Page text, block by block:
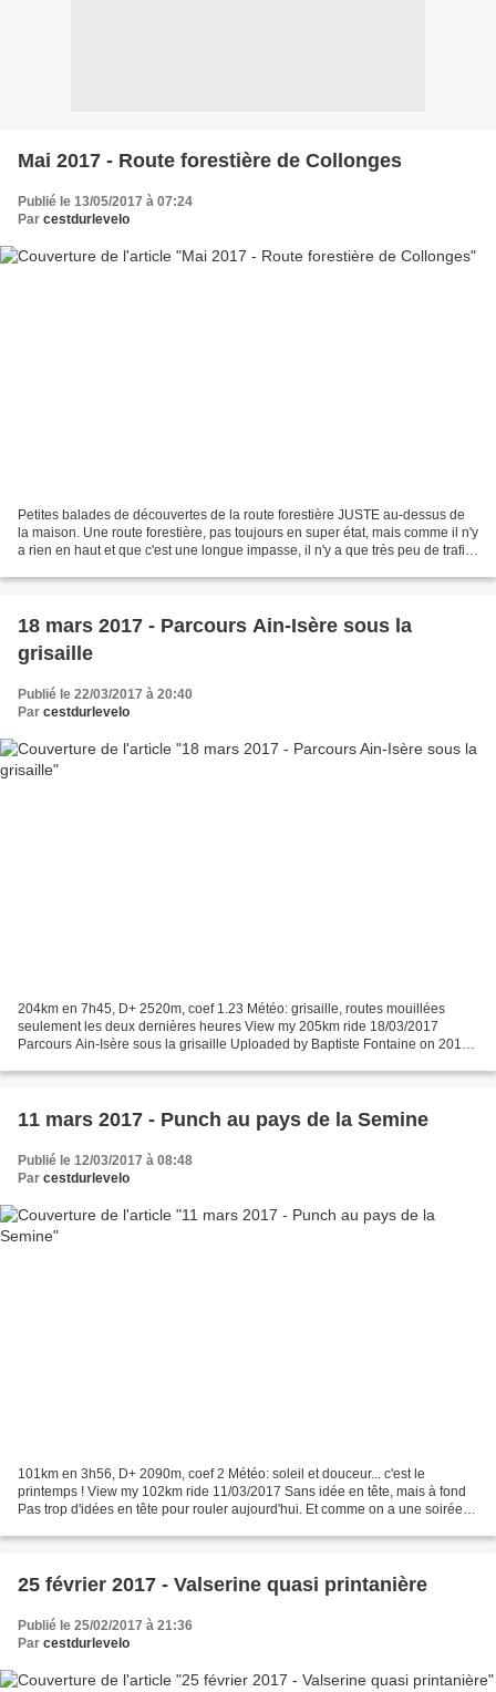
Mai 2017 - Route forestière de Collonges
Publié le 13/05/2017 à 07:24
Par cestdurlevelo
Petites balades de découvertes de la route forestière JUSTE au-dessus de
la maison. Une route forestière, pas toujours en super état, mais comme il n'y
a rien en haut et que c'est une longue impasse, il n'y a que très peu de trafic.
18 mars 2017 - Parcours Ain-Isère sous la
grisaille
Publié le 22/03/2017 à 20:40
Par cestdurlevelo
204km en 7h45, D+ 2520m, coef 1.23 Météo: grisaille, routes mouillées
seulement les deux dernières heures View my 205km ride 18/03/2017
Parcours Ain-Isère sous la grisaille Uploaded by Baptiste Fontaine on 2017-
11 mars 2017 - Punch au pays de la Semine
Publié le 12/03/2017 à 08:48
Par cestdurlevelo
101km en 3h56, D+ 2090m, coef 2 Météo: soleil et douceur... c'est le
printemps ! View my 102km ride 11/03/2017 Sans idée en tête, mais à fond
Pas trop d'idées en tête pour rouler aujourd'hui. Et comme on a une soirée
25 février 2017 - Valserine quasi printanière
Publié le 25/02/2017 à 21:36
Par cestdurlevelo